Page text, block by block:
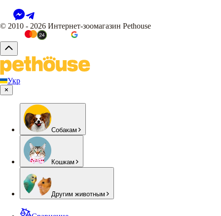
© 2010 - 2026 Интернет-зоомагазин Pethouse
Укр
Собакам
Кошкам
Другим животным